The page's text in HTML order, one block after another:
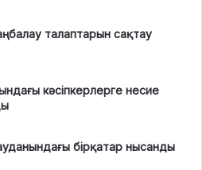
талаптарын сақтау
кәсіпкерлерге несие
бірқатар нысанды